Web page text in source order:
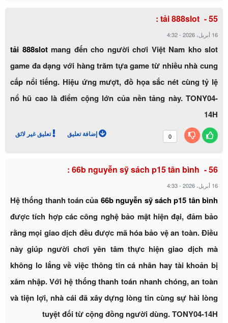
tải 888slot :
16 أبريل، 2026 -
4:32
tải 888slotmang đến cho người chơi Việt Nam kho slot
game đa dạng với hàng trăm tựa game từ nhiều nhà cung
cấp nổi tiếng. Hiệu ứng mượt, đồ họa sắc nét cùng tỷ lệ
nổ hũ cao là điểm cộng lớn của nền tảng này. TONY04-
14H
0 إضافة تعليق تعليق غير لائق
66b nguyễn sỹ sách p15 tân bình :
16 أبريل، 2026 -
4:33
Hệ thống thanh toán của 66b nguyễn sỹ sách p15 tân bình
được tích hợp các công nghệ bảo mật hiện đại, đảm bảo
rằng mọi giao dịch đều được mã hóa bảo vệ an toàn. Điều
này giúp người chơi yên tâm thực hiện giao dịch mà
không lo lắng về việc thông tin cá nhân hay tài khoản bị
xâm nhập. Với hệ thống thanh toán nhanh chóng, an toàn
và tiện lợi, nhà cái đã xây dựng lòng tin cùng sự hài lòng
tuyệt đối từ cộng đồng người dùng. TONY04-14H